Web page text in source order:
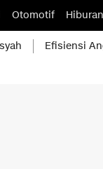
Otomotif Hiburan
Efisiensi